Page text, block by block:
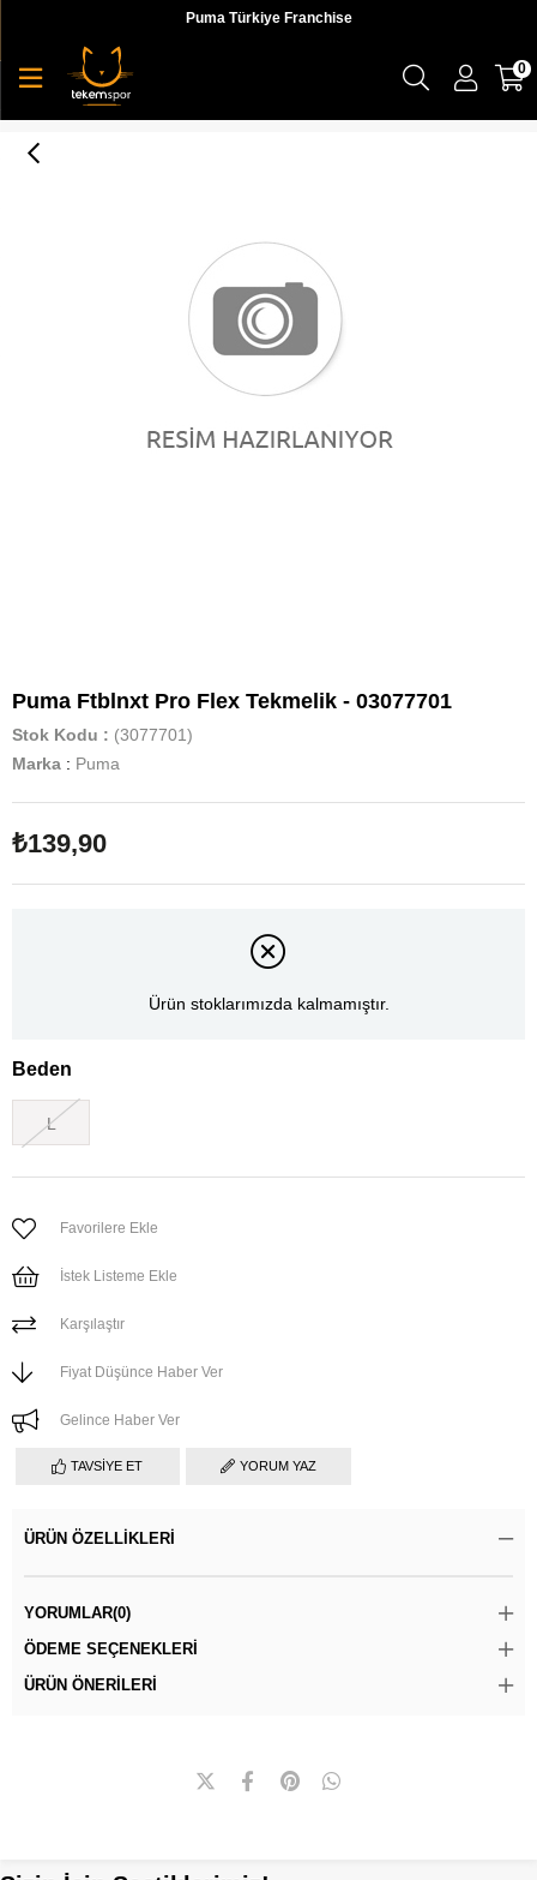
Puma Türkiye Franchise
0
Puma Ftblnxt Pro Flex Tekmelik - 03077701
Stok Kodu
(3077701)
Marka : Puma
₺139,90
Ürün stoklarımızda kalmamıştır.
Beden
L
Favorilere Ekle
İstek Listeme Ekle
Karşılaştır
Fiyat Düşünce Haber Ver
Gelince Haber Ver
TAVSIYE ET YORUM YAZ
ÜRÜN ÖZELLIKLERI
YORUMLAR(0)
ÖDEME SEÇENEKLERI
ÜRÜN ÖNERILERI